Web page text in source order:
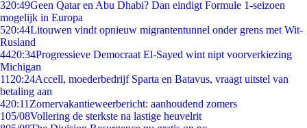
320:49Geen Qatar en Abu Dhabi? Dan eindigt Formule 1-seizoen
mogelijk in Europa
520:44Litouwen vindt opnieuw migrantentunnel onder grens met Wit-
Rusland
4420:34Progressieve Democraat El-Sayed wint nipt voorverkiezing
Michigan
11 20:24Accell, moederbedrijf Sparta en Batavus, vraagt uitstel van
betaling aan
420:11 Zomervakantieweerbericht: aanhoudend zomers
105/08Vollering de sterkste na lastige heuvelrit